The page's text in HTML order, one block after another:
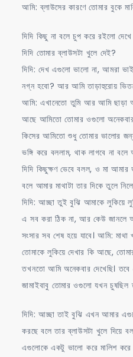
আমি: ব্লাউসের কারণে তোমার বুকে
দিদি কিছু না বলে চুপ করে রইলো
দিদি তোমার ব্লাউসটা খুলে দেই?
দিদি: দেখ এগুলো ভালো না, আমরা
নগ্ন হবো? আর আমি তাড়াহুরোয়
আমি: এখানেতো তুমি আর আমি ছাড়া
আছে আমিতো তোমার ওগুলো অনেকবার
কিসের আমিতো শুধু তোমার ভালোর
ভঙ্গি করে বললাম, থাক লাগবে না বলে
দিদি কিছুক্ষণ ভেবে বলল, ও মা
বলে আমার মাথাটা তার দিকে তুলে
দিদি: আচ্ছা তুই বুঝি আমাকে লুকিয়ে
এ সব করা ঠিক না, আর কেউ জানলে
সংসার সব শেষ হয়ে যাবে। আমি:
তোমাকে লুকিয়ে দেখার কি আছে,
তখনতো আমি অনেকবার দেখেছি।
জামাইবাবু তোমার ওগুলো যখন চুষছিল
দিদি: আচ্ছা তাই বুঝি এখন আমার
করছে বলে তার ব্লাউসটা খুলে
এগুলোকে একটু ভালো করে মালিশ করে